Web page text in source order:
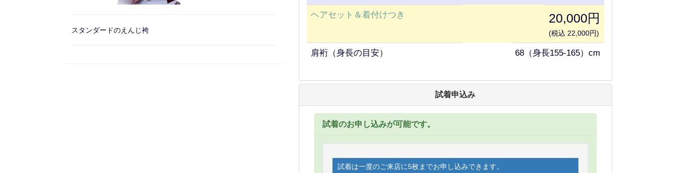
スタンダードのえんじ袴
ヘアセット＆着付けつき 20,000円
(税込 22,000円)
肩裄（身長の目安） 68（身長155-165）cm
試着申込み
試着のお申し込みが可能です。
試着は一度のご来店に5枚までお申し込みできます。